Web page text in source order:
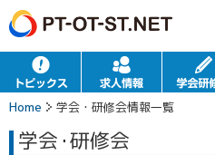
Home 学会・研修会情報一覧
学会・研修会